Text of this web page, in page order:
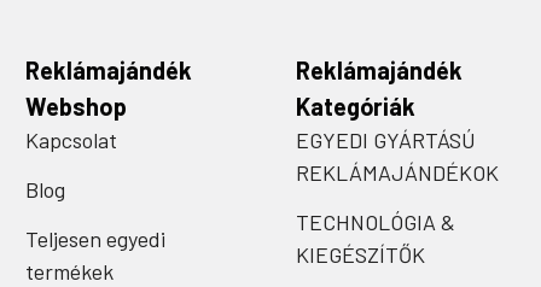
Reklámajándék
Webshop
Kapcsolat
Blog
Teljesen egyedi
termékek
Reklámajándék
Kategóriák
EGYEDI GYÁRTÁSÚ
REKLÁMAJÁNDÉKOK
TECHNOLÓGIA &
KIEGÉSZÍTŐK